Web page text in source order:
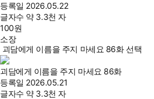
등록일 2026.05.22
글자수 약 3.3천 자
100원
소장
괴담에게 이름을 주지 마세요 86화 선택
괴담에게 이름을 주지 마세요 86화
등록일 2026.05.21
글자수 약 3.3천 자